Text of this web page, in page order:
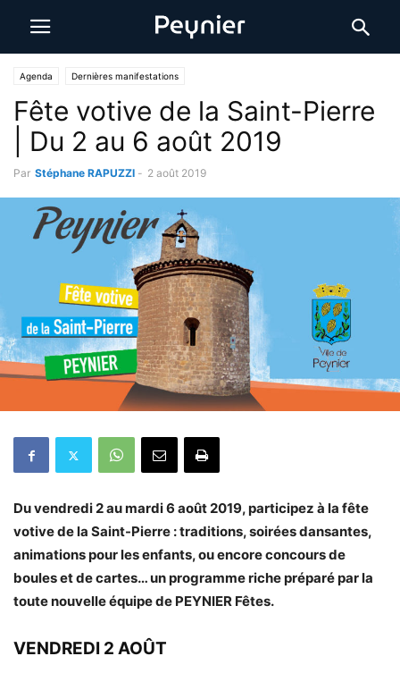
Agenda Dernières manifestations
Fête votive de la Saint-Pierre
| Du 2 au 6 août 2019
Par Stéphane RAPUZZI - 2 août 2019
Du vendredi 2 au mardi 6 août 2019, participez à la fête
votive de la Saint-Pierre : traditions, soirées dansantes,
animations pour les enfants, ou encore concours de
boules et de cartes… un programme riche préparé par la
toute nouvelle équipe de PEYNIER Fêtes.
VENDREDI 2 AOÛT